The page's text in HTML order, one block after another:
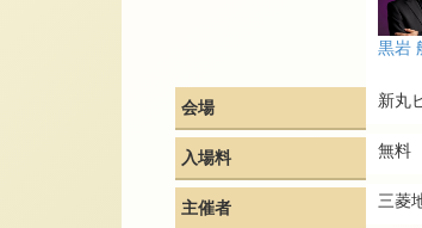
黒岩
会場 新丸
入場料 無料
主催者 三菱